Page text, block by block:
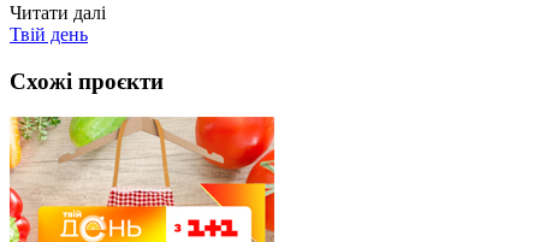
Читати далі
Твій день
Схожі проєкти